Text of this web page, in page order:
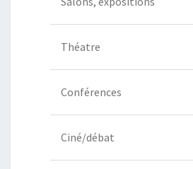
Théatre
Conférences
Ciné/débat